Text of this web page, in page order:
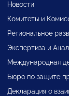
Новости
Комитеты и
Региональное
Экспертиза и
Международная
Бюро по защите
Декларация о